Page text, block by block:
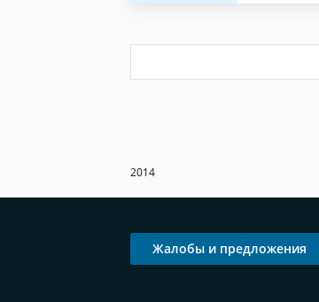
2014
Жалобы и предложения